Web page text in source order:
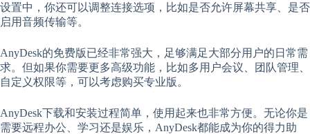
设置中，你还可以调整连接选项，比如是否允许屏幕共享、是否
启用音频传输等。
AnyDesk的免费版已经非常强大，足够满足大部分用户的日常需
求。但如果你需要更多高级功能，比如多用户会议、团队管理、
自定义权限等，可以考虑购买专业版。
AnyDesk下载和安装过程简单，使用起来也非常方便。无论你是
需要远程办公、学习还是娱乐，AnyDesk都能成为你的得力助